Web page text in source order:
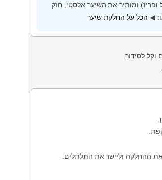
ומותיר את השיער אלסטי, חזק
◀ הכל על החלקת שיער
לסידור.
ההחלקה וליישר את התלתלים.